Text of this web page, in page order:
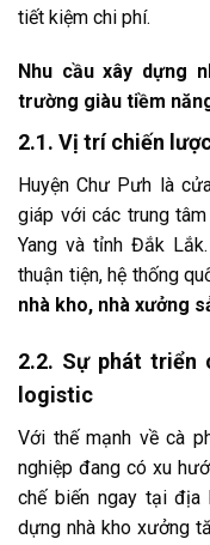
tiết kiệm chi phí.
Nhu cầu xây dựng
trường giàu tiềm
2.1. Vị trí chiến
Huyện Chư Pưh là
giáp với các trung
Yang và tỉnh Đắk
thuận tiện, hệ thống
nhà kho, nhà xưởng
2.2. Sự phát triển
logistic
Với thế mạnh về cà
nghiệp đang có xu
chế biến ngay tại địa
dựng nhà kho xưởng